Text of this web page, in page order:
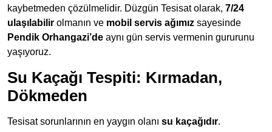
kaybetmeden çözülmelidir. Düzgün Tesisat olarak, 7/24
ulaşılabilir olmanın ve mobil servis ağımız sayesinde
Pendik Orhangazi’de aynı gün servis vermenin gururunu
yaşıyoruz.
Su Kaçağı Tespiti: Kırmadan,
Dökmeden
Tesisat sorunlarının en yaygın olanı su kaçağıdır.